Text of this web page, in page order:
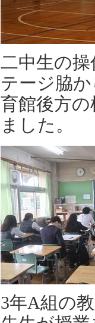
二中生の
テージ脇
育館後方
ました。
3年A組の